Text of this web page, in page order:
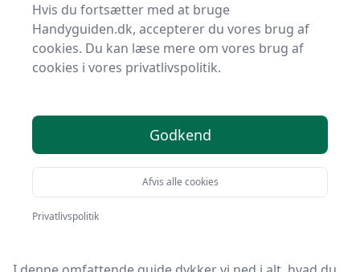
Håndværktøj
Nøgler og nøglesæt
Skiftenøgler - 24 på
lager
Velkommen til din kompletteskiftenøgle-vejledning
fra handyguiden.dk.
Uanset om du er en erfaren håndværker eller en ivrig
gør-det-selv-entusiast, er en justerbar skruenøgle et
Hvis du fortsætter med at bruge
Handyguiden.dk, accepterer du vores brug af
cookies. Du kan læse mere om vores brug af
cookies i vores privatlivspolitik.
Godkend
Afvis alle cookies
Privatlivspolitik